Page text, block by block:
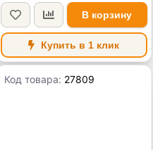
В корзину
Купить в 1 клик
Код товара: 27809